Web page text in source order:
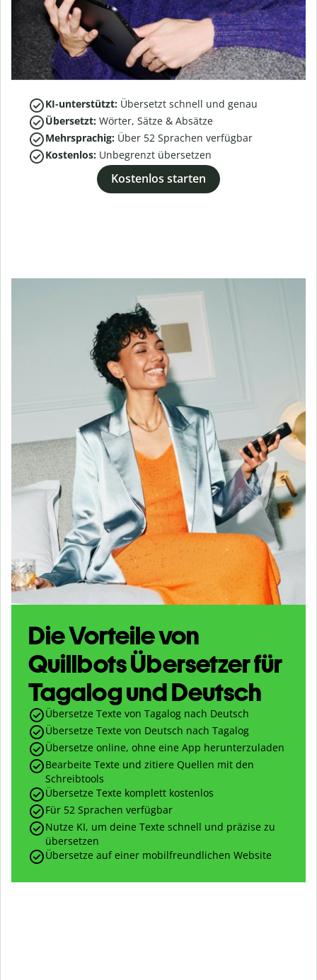
KI-unterstützt: Übersetzt schnell und genau
Übersetzt: Wörter, Sätze & Absätze
Mehrsprachig: Über 52 Sprachen verfügbar
Kostenlos: Unbegrenzt übersetzen
Kostenlos starten
Die Vorteile von
Quillbots Übersetzer für
Tagalog und Deutsch
Übersetze Texte von Tagalog nach Deutsch
Übersetze Texte von Deutsch nach Tagalog
Übersetze online, ohne eine App herunterzuladen
Bearbeite Texte und zitiere Quellen mit den
Schreibtools
Übersetze Texte komplett kostenlos
Für 52 Sprachen verfügbar
Nutze KI, um deine Texte schnell und präzise zu
übersetzen
Übersetze auf einer mobilfreundlichen Website